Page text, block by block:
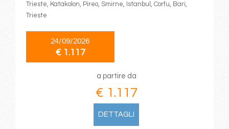
Trieste, Katakolon, Pireo, Smirne, Istanbul, Corfu, Bari,
Trieste
24/09/2026
€ 1.117
a partire da
€ 1.117
DETTAGLI